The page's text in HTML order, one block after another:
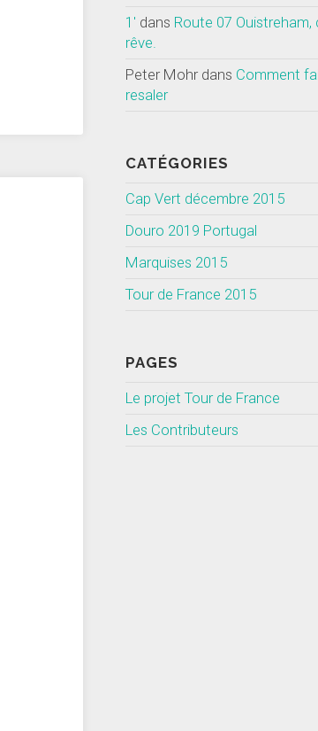
1' dans Route 07
rêve.
Peter Mohr dans Comment
resaler
CATÉGORIES
Cap Vert décembre 2015
Douro 2019 Portugal
Marquises 2015
Tour de France 2015
PAGES
Le projet Tour de France
Les Contributeurs